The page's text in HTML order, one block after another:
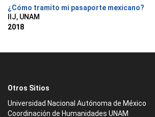
¿Cómo tramito mi pasaporte mexicano?
IIJ, UNAM
2018
Otros Sitios
Universidad Nacional Autónoma de México
Coordinación de Humanidades UNAM